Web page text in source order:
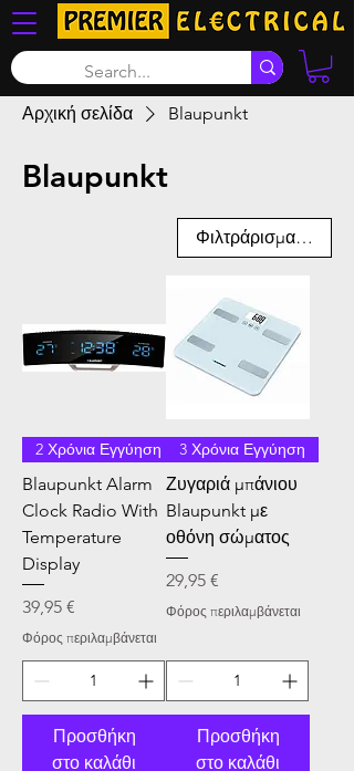
Αρχική σελίδα Blaupunkt
Blaupunkt
Φιλτράρισμα και
2 Χρόνια Εγγύηση
Blaupunkt Alarm
Clock Radio With
Temperature
Display
Τιμή
39,95 €
Φόρος περιλαμβάνεται
Προσθήκη
στο καλάθι
3 Χρόνια Εγγύηση
Ζυγαριά μπάνιου
Blaupunkt με
οθόνη σώματος
Τιμή
29,95 €
Φόρος περιλαμβάνεται
Προσθήκη
στο καλάθι